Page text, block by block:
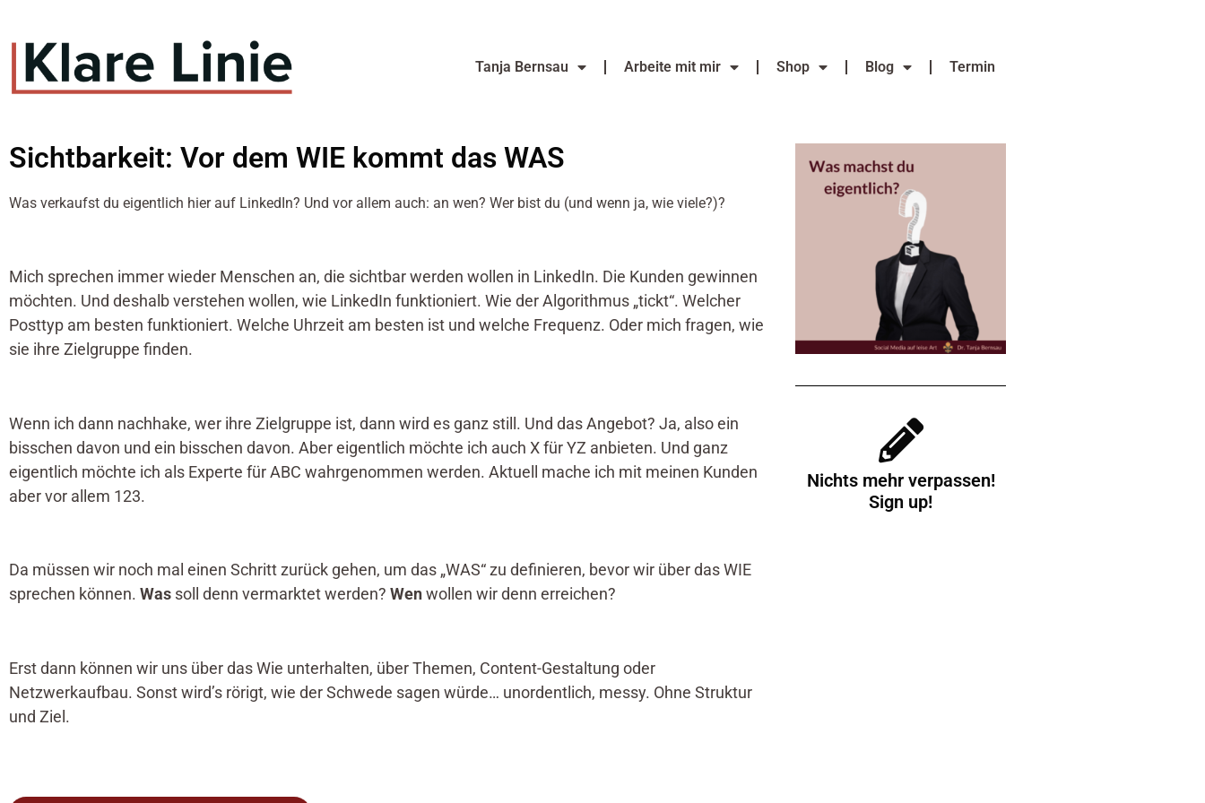
Tanja Bernsau Arbeite mit mir Shop Blog Termin
Sichtbarkeit: Vor dem WIE kommt das WAS
Was verkaufst du eigentlich hier auf LinkedIn? Und vor allem auch: an wen? Wer bist du (und wenn ja, wie viele?)?
Mich sprechen immer wieder Menschen an, die sichtbar werden wollen in LinkedIn. Die Kunden gewinnen
möchten. Und deshalb verstehen wollen, wie LinkedIn funktioniert. Wie der Algorithmus „tickt“. Welcher
Posttyp am besten funktioniert. Welche Uhrzeit am besten ist und welche Frequenz. Oder mich fragen, wie
sie ihre Zielgruppe finden.
Wenn ich dann nachhake, wer ihre Zielgruppe ist, dann wird es ganz still. Und das Angebot? Ja, also ein
bisschen davon und ein bisschen davon. Aber eigentlich möchte ich auch X für YZ anbieten. Und ganz
eigentlich möchte ich als Experte für ABC wahrgenommen werden. Aktuell mache ich mit meinen Kunden
aber vor allem 123.
Da müssen wir noch mal einen Schritt zurück gehen, um das „WAS“ zu definieren, bevor wir über das WIE
sprechen können. Was soll denn vermarktet werden? Wenwollen wir denn erreichen?
Erst dann können wir uns über das Wie unterhalten, über Themen, Content-Gestaltung oder
Netzwerkaufbau. Sonst wird’s rörigt, wie der Schwede sagen würde… unordentlich, messy. Ohne Struktur
und Ziel.
Nichts mehr verpassen!
Sign up!